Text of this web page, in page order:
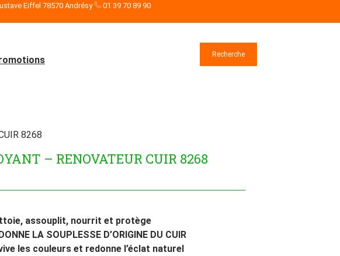
Eiffel 78570 Andrésy 01 39 70 89 90
Recherche
8268
– RENOVATEUR CUIR 8268
assouplit, nourrit et protège
LA SOUPLESSE D’ORIGINE DU CUIR
les couleurs et redonne l’éclat naturel